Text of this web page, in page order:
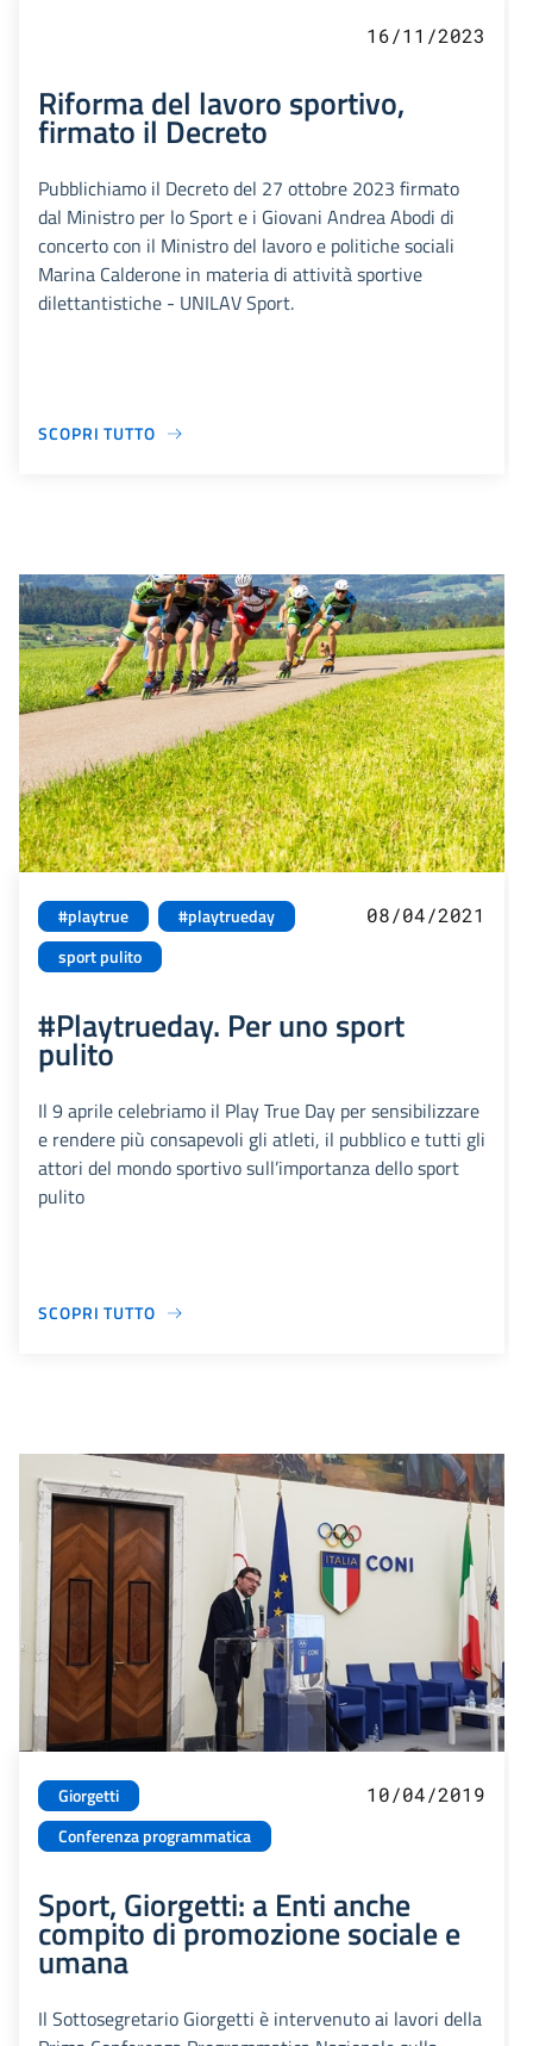
16/11/2023
Riforma del lavoro sportivo,
firmato il Decreto
Pubblichiamo il Decreto del 27 ottobre 2023 firmato
dal Ministro per lo Sport e i Giovani Andrea Abodi di
concerto con il Ministro del lavoro e politiche sociali
Marina Calderone in materia di attività sportive
dilettantistiche - UNILAV Sport.
SCOPRI TUTTO
#playtrue
#playtrueday
sport pulito
08/04/2021
#Playtrueday. Per uno sport
pulito
Il 9 aprile celebriamo il Play True Day per sensibilizzare
e rendere più consapevoli gli atleti, il pubblico e tutti gli
attori del mondo sportivo sull’importanza dello sport
pulito
SCOPRI TUTTO
Giorgetti
Conferenza programmatica
10/04/2019
Sport, Giorgetti: a Enti anche
compito di promozione sociale e
umana
Il Sottosegretario Giorgetti è intervenuto ai lavori della